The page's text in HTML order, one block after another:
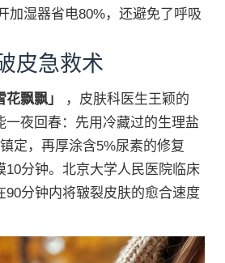
加湿器省电80%，还避免了呼吸
皮急救术
飘飘」
，皮肤科医生王颖的
一夜回春：先用冷藏过的生理盐
定，再厚涂含5%尿素的修复
10分钟。北京大学人民医院临床
90分钟内将皲裂皮肤的愈合速度